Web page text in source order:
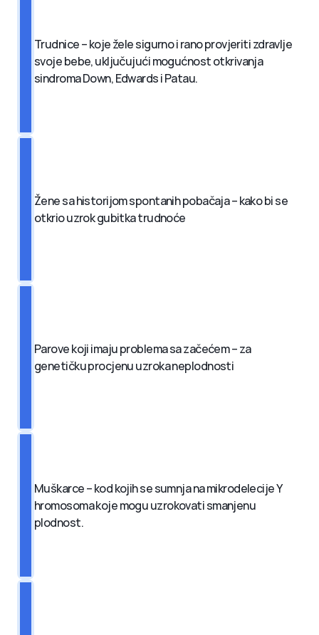
Trudnice – koje žele sigurno i rano provjeriti zdravlje
svoje bebe, uključujući mogućnost otkrivanja
sindroma Down, Edwards i Patau.
Žene sa historijom spontanih pobačaja – kako bi se
otkrio uzrok gubitka trudnoće
Parove koji imaju problema sa začećem – za
genetičku procjenu uzroka neplodnosti
Muškarce – kod kojih se sumnja na mikrodelecije Y
hromosoma koje mogu uzrokovati smanjenu
plodnost.